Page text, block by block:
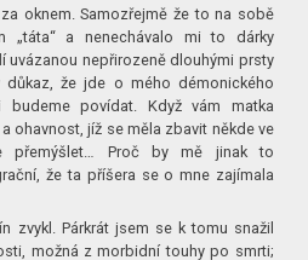
oknem. Samozřejmě že to na sobě
„táta“ a nenechávalo mi to dárky
uvázanou nepřirozeně dlouhými prsty
důkaz, že jde o mého démonického
povídat. Když vám matka
ohavnost, jíž se měla zbavit někde ve
přemýšlet… Proč by mě jinak to
že ta příšera se o mne zajímala
zvykl. Párkrát jsem se k tomu snažil
možná z morbidní touhy po smrti;